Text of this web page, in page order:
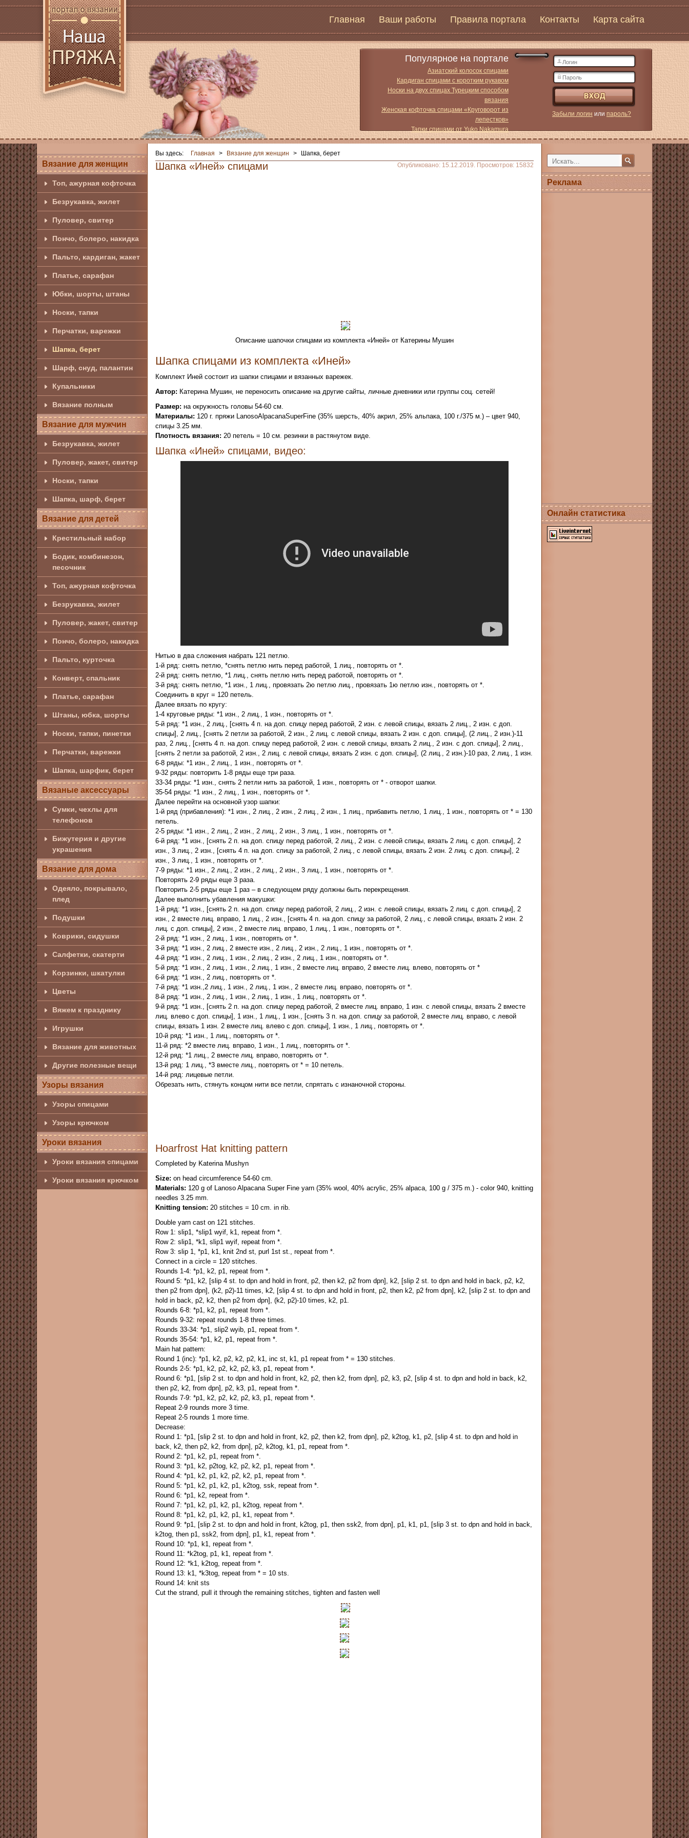
Главная Ваши работы Правила портала Контакты Карта сайта
Популярное на портале
Азиатский колосок спицами
Кардиган спицами с коротким рукавом
Носки на двух спицах Турецким способом
вязания
Женская кофточка спицами «Круговорот из
лепестков»
Тапки спицами от Yuko Nakamura
Забыли логин или пароль?
Вязание для женщин
Топ, ажурная кофточка
Безрукавка, жилет
Пуловер, свитер
Пончо, болеро, накидка
Пальто, кардиган, жакет
Платье, сарафан
Юбки, шорты, штаны
Носки, тапки
Перчатки, варежки
Шапка, берет
Шарф, снуд, палантин
Купальники
Вязание полным
Вязание для мужчин
Безрукавка, жилет
Пуловер, жакет, свитер
Носки, тапки
Шапка, шарф, берет
Вязание для детей
Крестильный набор
Бодик, комбинезон,
песочник
Топ, ажурная кофточка
Безрукавка, жилет
Пуловер, жакет, свитер
Пончо, болеро, накидка
Пальто, курточка
Конверт, спальник
Платье, сарафан
Штаны, юбка, шорты
Носки, тапки, пинетки
Перчатки, варежки
Шапка, шарфик, берет
Вязаные аксессуары
Сумки, чехлы для
телефонов
Бижутерия и другие
украшения
Вязание для дома
Одеяло, покрывало,
плед
Подушки
Коврики, сидушки
Салфетки, скатерти
Корзинки, шкатулки
Цветы
Вяжем к празднику
Игрушки
Вязание для животных
Другие полезные вещи
Узоры вязания
Узоры спицами
Узоры крючком
Уроки вязания
Уроки вязания спицами
Уроки вязания крючком
Вы здесь: Главная > Вязание для женщин > Шапка, берет
Шапка «Иней» спицами Опубликовано: 15.12.2019. Просмотров: 15832
Описание шапочки спицами из комплекта «Иней» от Катерины Мушин
Шапка спицами из комплекта «Иней»
Комплект Иней состоит из шапки спицами и вязанных варежек.
Автор: Катерина Мушин, не переносить описание на другие сайты, личные дневники или группы соц. сетей!
Размер: на окружность головы 54-60 см.
Материалы: 120 г. пряжи LanosoAlpacanaSuperFine (35% шерсть, 40% акрил, 25% альпака, 100 г./375 м.) – цвет 940,
спицы 3.25 мм.
Плотность вязания: 20 петель = 10 см. резинки в растянутом виде.
Шапка «Иней» спицами, видео:
Нитью в два сложения набрать 121 петлю.
1-й ряд: снять петлю, *снять петлю нить перед работой, 1 лиц., повторять от *.
2-й ряд: снять петлю, *1 лиц., снять петлю нить перед работой, повторять от *.
3-й ряд: снять петлю, *1 изн., 1 лиц., провязать 2ю петлю лиц., провязать 1ю петлю изн., повторять от *.
Соединить в круг = 120 петель.
Далее вязать по кругу:
1-4 круговые ряды: *1 изн., 2 лиц., 1 изн., повторять от *.
5-й ряд: *1 изн., 2 лиц., [снять 4 п. на доп. спицу перед работой, 2 изн. с левой спицы, вязать 2 лиц., 2 изн. с доп.
спицы], 2 лиц., [снять 2 петли за работой, 2 изн., 2 лиц. с левой спицы, вязать 2 изн. с доп. спицы], (2 лиц., 2 изн.)-11
раз, 2 лиц., [снять 4 п. на доп. спицу перед работой, 2 изн. с левой спицы, вязать 2 лиц., 2 изн. с доп. спицы], 2 лиц.,
[снять 2 петли за работой, 2 изн., 2 лиц. с левой спицы, вязать 2 изн. с доп. спицы], (2 лиц., 2 изн.)-10 раз, 2 лиц., 1 изн.
6-8 ряды: *1 изн., 2 лиц., 1 изн., повторять от *.
9-32 ряды: повторить 1-8 ряды еще три раза.
33-34 ряды: *1 изн., снять 2 петли нить за работой, 1 изн., повторять от * - отворот шапки.
35-54 ряды: *1 изн., 2 лиц., 1 изн., повторять от *.
Далее перейти на основной узор шапки:
1-й ряд (прибавления): *1 изн., 2 лиц., 2 изн., 2 лиц., 2 изн., 1 лиц., прибавить петлю, 1 лиц., 1 изн., повторять от * = 130
петель.
2-5 ряды: *1 изн., 2 лиц., 2 изн., 2 лиц., 2 изн., 3 лиц., 1 изн., повторять от *.
6-й ряд: *1 изн., [снять 2 п. на доп. спицу перед работой, 2 лиц., 2 изн. с левой спицы, вязать 2 лиц. с доп. спицы], 2
изн., 3 лиц., 2 изн., [снять 4 п. на доп. спицу за работой, 2 лиц., с левой спицы, вязать 2 изн. 2 лиц. с доп. спицы], 2
изн., 3 лиц., 1 изн., повторять от *.
7-9 ряды: *1 изн., 2 лиц., 2 изн., 2 лиц., 2 изн., 3 лиц., 1 изн., повторять от *.
Повторять 2-9 ряды еще 3 раза.
Повторить 2-5 ряды еще 1 раз – в следующем ряду должны быть перекрещения.
Далее выполнить убавления макушки:
1-й ряд: *1 изн., [снять 2 п. на доп. спицу перед работой, 2 лиц., 2 изн. с левой спицы, вязать 2 лиц. с доп. спицы], 2
изн., 2 вместе лиц. вправо, 1 лиц., 2 изн., [снять 4 п. на доп. спицу за работой, 2 лиц., с левой спицы, вязать 2 изн. 2
лиц. с доп. спицы], 2 изн., 2 вместе лиц. вправо, 1 лиц., 1 изн., повторять от *.
2-й ряд: *1 изн., 2 лиц., 1 изн., повторять от *.
3-й ряд: *1 изн., 2 лиц., 2 вместе изн., 2 лиц., 2 изн., 2 лиц., 1 изн., повторять от *.
4-й ряд: *1 изн., 2 лиц., 1 изн., 2 лиц., 2 изн., 2 лиц., 1 изн., повторять от *.
5-й ряд: *1 изн., 2 лиц., 1 изн., 2 лиц., 1 изн., 2 вместе лиц. вправо, 2 вместе лиц. влево, повторять от *
6-й ряд: *1 изн., 2 лиц., повторять от *.
7-й ряд: *1 изн.,2 лиц., 1 изн., 2 лиц., 1 изн., 2 вместе лиц. вправо, повторять от *.
8-й ряд: *1 изн., 2 лиц., 1 изн., 2 лиц., 1 изн., 1 лиц., повторять от *.
9-й ряд: *1 изн., [снять 2 п. на доп. спицу перед работой, 2 вместе лиц. вправо, 1 изн. с левой спицы, вязать 2 вместе
лиц. влево с доп. спицы], 1 изн., 1 лиц., 1 изн., [снять 3 п. на доп. спицу за работой, 2 вместе лиц. вправо, с левой
спицы, вязать 1 изн. 2 вместе лиц. влево с доп. спицы], 1 изн., 1 лиц., повторять от *.
10-й ряд: *1 изн., 1 лиц., повторять от *.
11-й ряд: *2 вместе лиц. вправо, 1 изн., 1 лиц., повторять от *.
12-й ряд: *1 лиц., 2 вместе лиц. вправо, повторять от *.
13-й ряд: 1 лиц., *3 вместе лиц., повторять от * = 10 петель.
14-й ряд: лицевые петли.
Обрезать нить, стянуть концом нити все петли, спрятать с изнаночной стороны.
Hoarfrost Hat knitting pattern
Completed by Katerina Mushyn
Size: on head circumference 54-60 cm.
Materials: 120 g of Lanoso Alpacana Super Fine yarn (35% wool, 40% acrylic, 25% alpaca, 100 g / 375 m.) - color 940, knitting
needles 3.25 mm.
Knitting tension: 20 stitches = 10 cm. in rib.
Double yarn cast on 121 stitches.
Row 1: slip1, *slip1 wyif, k1, repeat from *.
Row 2: slip1, *k1, slip1 wyif, repeat from *.
Row 3: slip 1, *p1, k1, knit 2nd st, purl 1st st., repeat from *.
Connect in a circle = 120 stitches.
Rounds 1-4: *p1, k2, p1, repeat from *.
Round 5: *p1, k2, [slip 4 st. to dpn and hold in front, p2, then k2, p2 from dpn], k2, [slip 2 st. to dpn and hold in back, p2, k2,
then p2 from dpn], (k2, p2)-11 times, k2, [slip 4 st. to dpn and hold in front, p2, then k2, p2 from dpn], k2, [slip 2 st. to dpn and
hold in back, p2, k2, then p2 from dpn], (k2, p2)-10 times, k2, p1.
Rounds 6-8: *p1, k2, p1, repeat from *.
Rounds 9-32: repeat rounds 1-8 three times.
Rounds 33-34: *p1, slip2 wyib, p1, repeat from *.
Rounds 35-54: *p1, k2, p1, repeat from *.
Main hat pattern:
Round 1 (inc): *p1, k2, p2, k2, p2, k1, inc st, k1, p1 repeat from * = 130 stitches.
Rounds 2-5: *p1, k2, p2, k2, p2, k3, p1, repeat from *.
Round 6: *p1, [slip 2 st. to dpn and hold in front, k2, p2, then k2, from dpn], p2, k3, p2, [slip 4 st. to dpn and hold in back, k2,
then p2, k2, from dpn], p2, k3, p1, repeat from *.
Rounds 7-9: *p1, k2, p2, k2, p2, k3, p1, repeat from *.
Repeat 2-9 rounds more 3 time.
Repeat 2-5 rounds 1 more time.
Decrease:
Round 1: *p1, [slip 2 st. to dpn and hold in front, k2, p2, then k2, from dpn], p2, k2tog, k1, p2, [slip 4 st. to dpn and hold in
back, k2, then p2, k2, from dpn], p2, k2tog, k1, p1, repeat from *.
Round 2: *p1, k2, p1, repeat from *.
Round 3: *p1, k2, p2tog, k2, p2, k2, p1, repeat from *.
Round 4: *p1, k2, p1, k2, p2, k2, p1, repeat from *.
Round 5: *p1, k2, p1, k2, p1, k2tog, ssk, repeat from *.
Round 6: *p1, k2, repeat from *.
Round 7: *p1, k2, p1, k2, p1, k2tog, repeat from *.
Round 8: *p1, k2, p1, k2, p1, k1, repeat from *.
Round 9: *p1, [slip 2 st. to dpn and hold in front, k2tog, p1, then ssk2, from dpn], p1, k1, p1, [slip 3 st. to dpn and hold in back,
k2tog, then p1, ssk2, from dpn], p1, k1, repeat from *.
Round 10: *p1, k1, repeat from *.
Round 11: *k2tog, p1, k1, repeat from *.
Round 12: *k1, k2tog, repeat from *.
Round 13: k1, *k3tog, repeat from * = 10 sts.
Round 14: knit sts
Cut the strand, pull it through the remaining stitches, tighten and fasten well
Реклама
Онлайн статистика